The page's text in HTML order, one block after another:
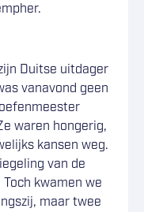
Duitse uitdager
vanavond geen
waren hongerig,
kansen weg.
van de
kwamen we
maar twee